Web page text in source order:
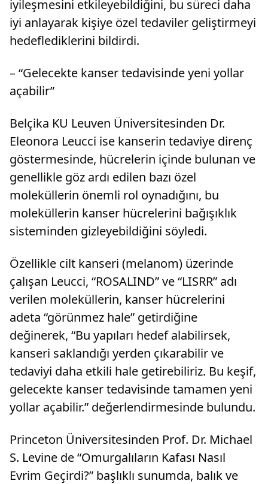
iyileşmesini etkileyebildiğini, bu süreci daha
iyi anlayarak kişiye özel tedaviler geliştirmeyi
hedeflediklerini bildirdi.
– “Gelecekte kanser tedavisinde yeni yollar
açabilir”
Belçika KU Leuven Üniversitesinden Dr.
Eleonora Leucci ise kanserin tedaviye direnç
göstermesinde, hücrelerin içinde bulunan ve
genellikle göz ardı edilen bazı özel
moleküllerin önemli rol oynadığını, bu
moleküllerin kanser hücrelerini bağışıklık
sisteminden gizleyebildiğini söyledi.
Özellikle cilt kanseri (melanom) üzerinde
çalışan Leucci, “ROSALIND” ve “LISRR” adı
verilen moleküllerin, kanser hücrelerini
adeta “görünmez hale” getirdiğine
değinerek, “Bu yapıları hedef alabilirsek,
kanseri saklandığı yerden çıkarabilir ve
tedaviyi daha etkili hale getirebiliriz. Bu keşif,
gelecekte kanser tedavisinde tamamen yeni
yollar açabilir.” değerlendirmesinde bulundu.
Princeton Üniversitesinden Prof. Dr. Michael
S. Levine de “Omurgalıların Kafası Nasıl
Evrim Geçirdi?” başlıklı sunumda, balık ve